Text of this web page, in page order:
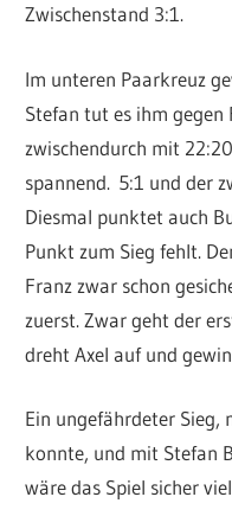
Zwischenstand 3:1.
Im unteren Paarkreuz
Stefan tut es ihm gegen
zwischendurch mit
spannend. 5:1 und der
Diesmal punktet auch
Punkt zum Sieg fehlt.
Franz zwar schon
zuerst. Zwar geht der
dreht Axel auf und
Ein ungefährdeter Sieg,
konnte, und mit Stefan
wäre das Spiel sicher